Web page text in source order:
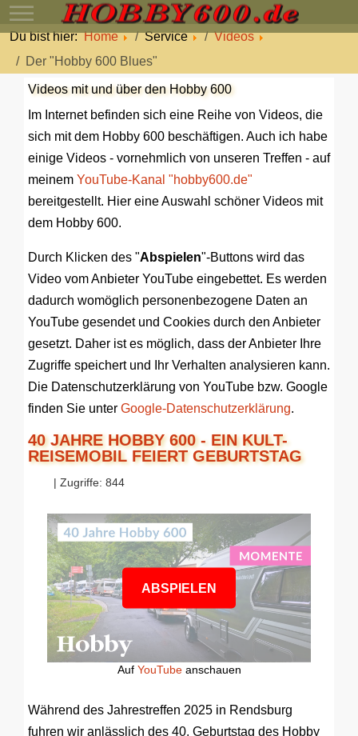
Mobile Menu Toggle
Du bist hier:Home Service
Videos
Der "Hobby 600 Blues"
Videos mit und über den Hobby 600
Im Internet befinden sich eine Reihe von Videos, die
sich mit dem Hobby 600 beschäftigen. Auch ich habe
einige Videos - vornehmlich von unseren Treffen - auf
meinem YouTube-Kanal "hobby600.de"
bereitgestellt. Hier eine Auswahl schöner Videos mit
dem Hobby 600.
Durch Klicken des "Abspielen"-Buttons wird das
Video vom Anbieter YouTube eingebettet. Es werden
dadurch womöglich personenbezogene Daten an
YouTube gesendet und Cookies durch den Anbieter
gesetzt. Daher ist es möglich, dass der Anbieter Ihre
Zugriffe speichert und Ihr Verhalten analysieren kann.
Die Datenschutzerklärung von YouTube bzw. Google
finden Sie unter Google-Datenschutzerklärung.
40 JAHRE HOBBY 600 - EIN KULT-
REISEMOBIL FEIERT GEBURTSTAG
| Zugriffe: 844
ABSPIELEN
Auf YouTubeanschauen
Während des Jahrestreffen 2025 in Rendsburg
fuhren wir anlässlich des 40. Geburtstag des Hobby